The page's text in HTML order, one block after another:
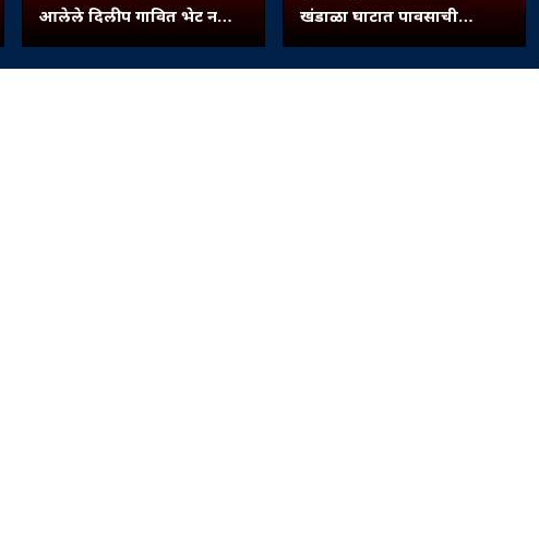
आलेले दिलीप गावित भेट न
घेताच परतले
खंडाळा घाटात पावसाची
किमया, हिरवाई- फेसाळते
धबधबे